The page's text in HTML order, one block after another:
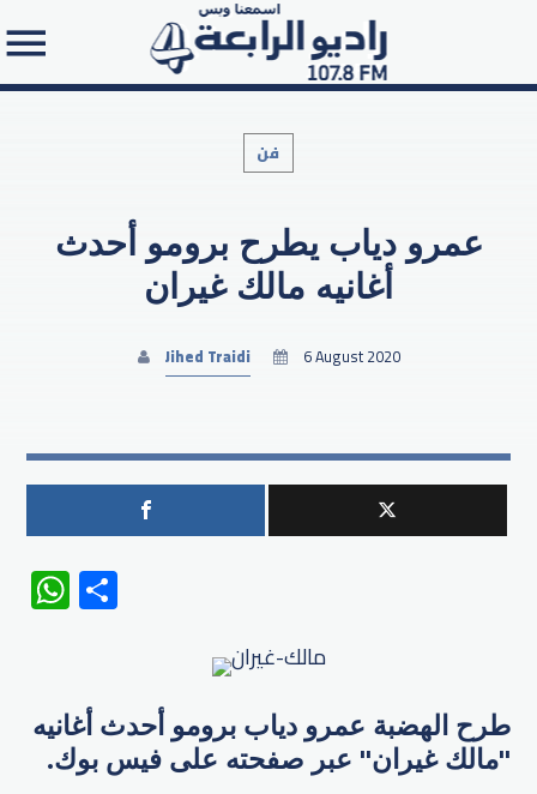
Search in the website:
فن
عمرو دياب يطرح برومو أحدث
أغانيه مالك غيران
Jihed Traidi 6 August 2020
WhatsApp
طرح الهضبة عمرو دياب برومو أحدث أغانيه
"مالك غيران" عبر صفحته على فيس بوك.